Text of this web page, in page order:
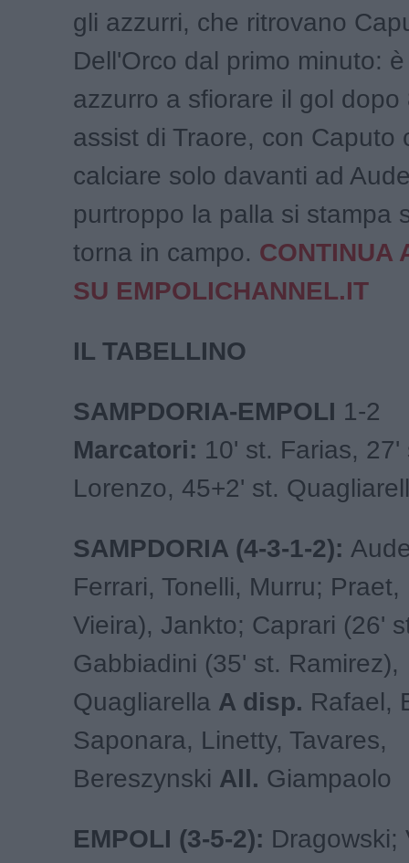
gli azzurri, che ritrovano
Dell'Orco dal primo minuto:
azzurro a sfiorare il gol dopo
assist di Traore, con Caputo
calciare solo davanti ad
purtroppo la palla si stampa
torna in campo. CONTINUA
SU EMPOLICHANNEL.IT
IL TABELLINO
SAMPDORIA-EMPOLI 1-2
Marcatori: 10' st. Farias, 27'
Lorenzo, 45+2' st.
SAMPDORIA (4-3-1-2):
Ferrari, Tonelli, Murru;
Vieira), Jankto; Caprari (26'
Gabbiadini (35' st. Ramirez),
Quagliarella A disp. Rafael,
Saponara, Linetty, Tavares,
Bereszynski All. Giampaolo
EMPOLI (3-5-2): Dragowski;